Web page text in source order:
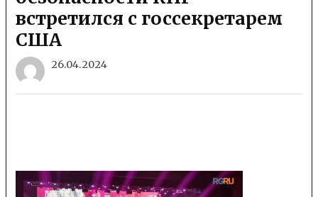
встретился с госсекретарем
США
26.04.2024